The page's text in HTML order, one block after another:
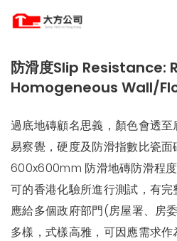
防滑度Slip Resistance:
Homogeneous Wall/
過底地磚顧名思義，顏色會透
易察覺，硬度及防滑指數比瓷
600x600mm 防滑地磚防滑程度
可的香港化驗所進行測試，有
應給多個政府部門(房屋署、房
多樣，式樣高雅，可因應需求